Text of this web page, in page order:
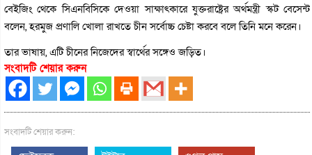
বেইজিং থেকে সিএনবিসিকে দেওয়া সাক্ষাৎকারে যুক্তরাষ্ট্রের অর্থমন্ত্রী স্কট বেসেন্ট
বলেন, হরমুজ প্রণালি খোলা রাখতে চীন সর্বোচ্চ চেষ্টা করবে বলে তিনি মনে করেন।
তার ভাষায়, এটি চীনের নিজেদের স্বার্থের সঙ্গেও জড়িত।
সংবাদটি শেয়ার করুন
সংবাদটি শেয়ার করুন: